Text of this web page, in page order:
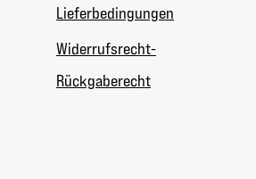
Lieferbedingungen
Widerrufsrecht-
Rückgaberecht